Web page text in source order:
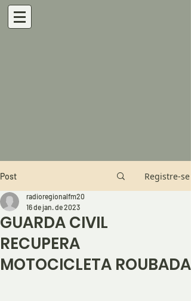
Post Registre-se
GUARDA CIVIL
RECUPERA
MOTOCICLETA ROUBADA
radioregionalfm20
16 de jan. de 2023